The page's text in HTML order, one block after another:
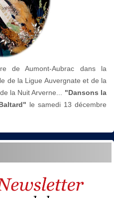
de Aumont-Aubrac dans la
de la Ligue Auvergnate et de la
la Nuit Arverne...
"Dansons la
le samedi 13 décembre